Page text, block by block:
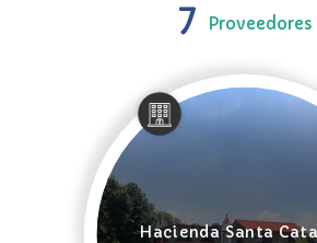
7 Proveedores
Hacienda Santa